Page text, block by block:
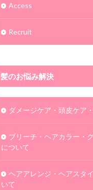
Access
Recruit
髪のお悩み解決
ダメージケア・頭皮ケア
ブリーチ・ヘアカラー・
について
ヘアアレンジ・ヘアスタ
いて